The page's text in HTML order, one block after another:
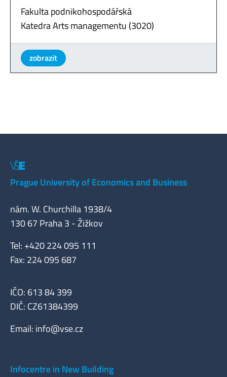
Fakulta podnikohospodářská
Katedra Arts managementu (3020)
zobrazit
Prague University of Economics and Business
nám. W. Churchilla 1938/4
130 67 Praha 3 - Žižkov
Tel: +420 224 095 111
Fax: 224 095 687
IČO: 613 84 399
DIČ: CZ61384399
Email: info@vse.cz
Infocentre in New Building